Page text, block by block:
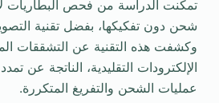
شحن دون تفكيكها، بفضل تقنية
وكشفت هذه التقنية عن التشققات
الإلكترودات التقليدية، الناتجة عن
عمليات الشحن والتفريغ المتكررة.